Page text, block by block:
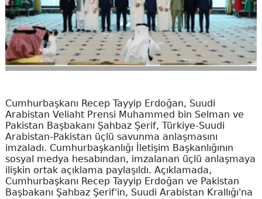
Cumhurbaşkanı Recep Tayyip Erdoğan, Suudi
Arabistan Veliaht Prensi Muhammed bin Selman ve
Pakistan Başbakanı Şahbaz Şerif, Türkiye-Suudi
Arabistan-Pakistan üçlü savunma anlaşmasını
imzaladı. Cumhurbaşkanlığı İletişim Başkanlığının
sosyal medya hesabından, imzalanan üçlü anlaşmaya
ilişkin ortak açıklama paylaşıldı. Açıklamada,
Cumhurbaşkanı Recep Tayyip Erdoğan ve Pakistan
Başbakanı Şahbaz Şerif'in, Suudi Arabistan Krallığı'na